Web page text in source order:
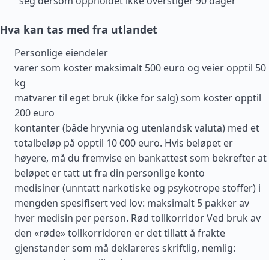
Hva kan tas med fra utlandet
Personlige eiendeler
varer som koster maksimalt 500 euro og veier opptil 50
kg
matvarer til eget bruk (ikke for salg) som koster opptil
200 euro
kontanter (både hryvnia og utenlandsk valuta) med et
totalbeløp på opptil 10 000 euro. Hvis beløpet er
høyere, må du fremvise en bankattest som bekrefter at
beløpet er tatt ut fra din personlige konto
medisiner (unntatt narkotiske og psykotrope stoffer) i
mengden spesifisert ved lov: maksimalt 5 pakker av
hver medisin per person. Rød tollkorridor Ved bruk av
den «røde» tollkorridoren er det tillatt å frakte
gjenstander som må deklareres skriftlig, nemlig: